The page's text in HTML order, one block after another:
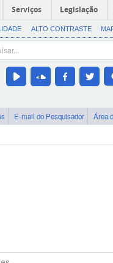
Serviços Legislação
ALTO CONTRASTE
E-mail do Pesquisador Área